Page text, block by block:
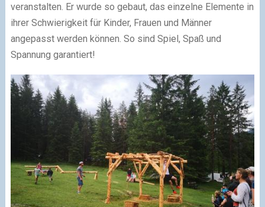
veranstalten. Er wurde so gebaut, das einzelne Elemente in
ihrer Schwierigkeit für Kinder, Frauen und Männer
angepasst werden können. So sind Spiel, Spaß und
Spannung garantiert!